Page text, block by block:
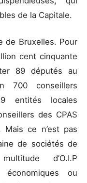
de la Capitale.
de Bruxelles. Pour
cent cinquante
89 députés au
700 conseillers
entités locales
des CPAS
Mais ce n’est pas
de sociétés de
d’O.I.P
économiques ou